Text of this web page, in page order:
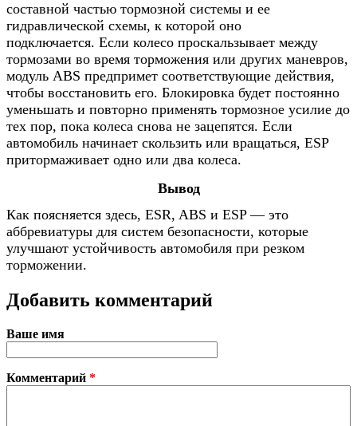
составной частью тормозной системы и ее
гидравлической схемы, к которой оно
подключается. Если колесо проскальзывает между
тормозами во время торможения или других маневров,
модуль ABS предпримет соответствующие действия,
чтобы восстановить его. Блокировка будет постоянно
уменьшать и повторно применять тормозное усилие до
тех пор, пока колеса снова не зацепятся. Если
автомобиль начинает скользить или вращаться, ESP
притормаживает одно или два колеса.
Вывод
Как поясняется здесь, ESR, ABS и ESP — это
аббревиатуры для систем безопасности, которые
улучшают устойчивость автомобиля при резком
торможении.
Добавить комментарий
Ваше имя
Комментарий *